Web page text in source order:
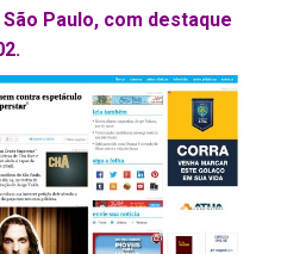
Paulo, com destaque